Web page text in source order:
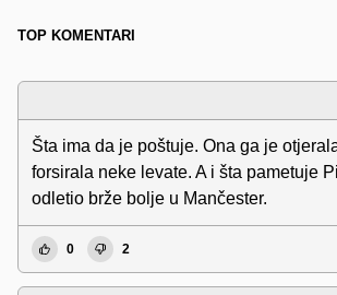
TOP KOMENTARI
Šta ima da je poštuje. Ona ga je
forsirala neke levate. A i šta pametuje
odletio brže bolje u Mančester.
0 2